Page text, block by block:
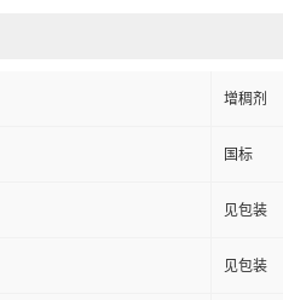
增稠剂
国标
见包装
见包装